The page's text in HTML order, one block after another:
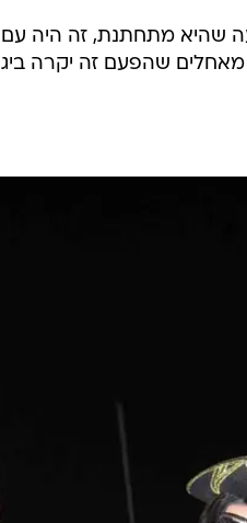
שהיא מתחתנת, זה היה
שהפעם זה יקרה ביג